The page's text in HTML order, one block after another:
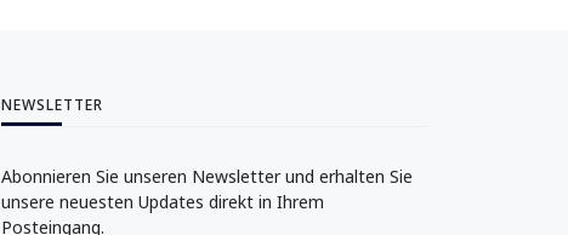
NEWSLETTER
Abonnieren Sie unseren Newsletter und erhalten Sie
unsere neuesten Updates direkt in Ihrem
Posteingang.